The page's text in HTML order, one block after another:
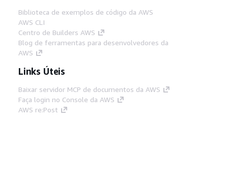
Biblioteca de exemplos de código da AWS
AWS CLI
Centro de Builders AWS
Blog de ferramentas para desenvolvedores da
AWS
Links Úteis
Baixar servidor MCP de documentos da AWS
Faça login no Console da AWS
AWS re:Post